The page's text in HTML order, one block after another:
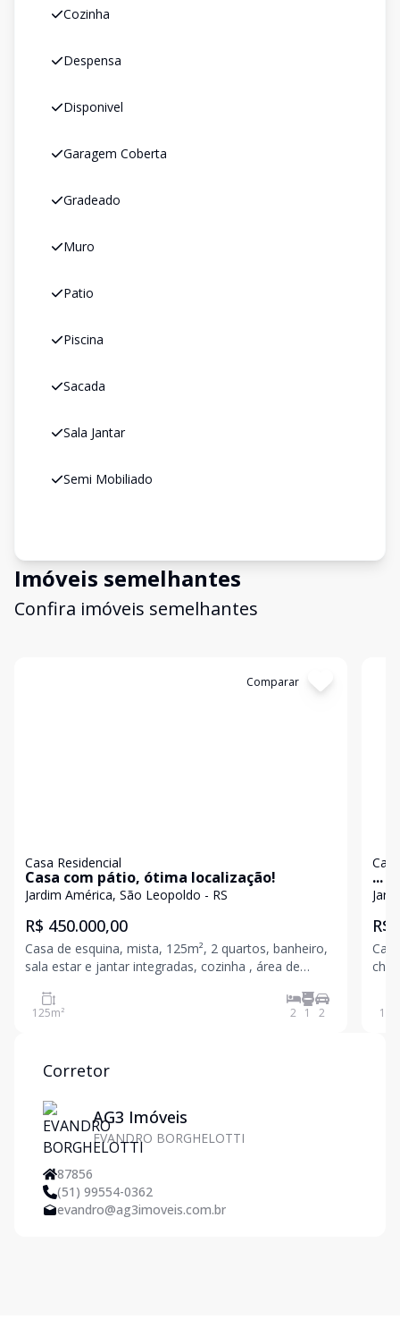
Cozinha
Despensa
Disponivel
Garagem Coberta
Gradeado
Muro
Patio
Piscina
Sacada
Sala Jantar
Semi Mobiliado
Imóveis semelhantes
Confira imóveis semelhantes
Comparar
Casa Residencial
Casa com pátio, ótima localização!
Jardim América, São Leopoldo - RS
R$ 450.000,00
Casa de esquina, mista, 125m², 2 quartos, banheiro,
sala estar e jantar integradas, cozinha , área de
privilegiada, bairro arborizado, parte alta, venha
conhecer essa oportunidade. Agende a sua visita.
125m² 2 1 2
...
R$
150
Corretor
AG3 Imóveis
EVANDRO BORGHELOTTI
87856
(51) 99554-0362
evandro@ag3imoveis.com.br